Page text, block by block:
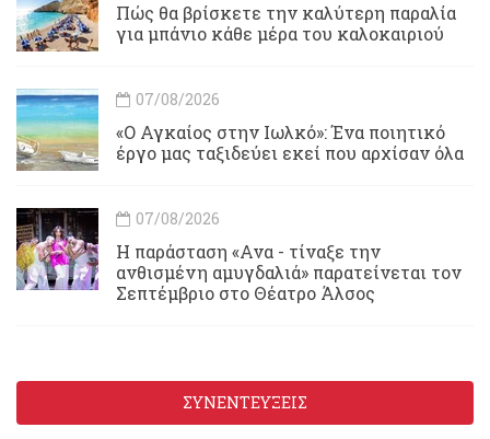
Πώς θα βρίσκετε την καλύτερη παραλία
για μπάνιο κάθε μέρα του καλοκαιριού
07/08/2026
«Ο Αγκαίος στην Ιωλκό»: Ένα ποιητικό
έργο μας ταξιδεύει εκεί που αρχίσαν όλα
07/08/2026
Η παράσταση «Ανα - τίναξε την
ανθισμένη αμυγδαλιά» παρατείνεται τον
Σεπτέμβριο στο Θέατρο Άλσος
ΣΥΝΕΝΤΕΥΞΕΙΣ